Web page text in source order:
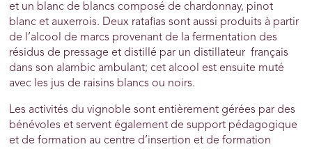
et un blanc de blancs composé de chardonnay, pinot
blanc et auxerrois. Deux ratafias sont aussi produits à partir
de l’alcool de marcs provenant de la fermentation des
résidus de pressage et distillé par un distillateur français
dans son alambic ambulant; cet alcool est ensuite muté
avec les jus de raisins blancs ou noirs.
Les activités du vignoble sont entièrement gérées par des
bénévoles et servent également de support pédagogique
et de formation au centre d’insertion et de formation